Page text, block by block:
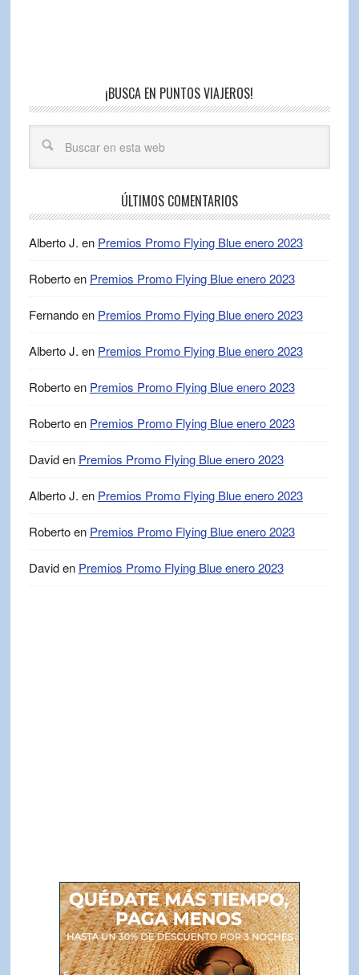
¡BUSCA EN PUNTOS VIAJEROS!
ÚLTIMOS COMENTARIOS
Alberto J. en Premios Promo Flying Blue enero 2023
Robertoen Premios Promo Flying Blue enero 2023
Fernandoen Premios Promo Flying Blue enero 2023
Alberto J. en Premios Promo Flying Blue enero 2023
Robertoen Premios Promo Flying Blue enero 2023
Robertoen Premios Promo Flying Blue enero 2023
Daviden Premios Promo Flying Blue enero 2023
Alberto J. en Premios Promo Flying Blue enero 2023
Robertoen Premios Promo Flying Blue enero 2023
Daviden Premios Promo Flying Blue enero 2023